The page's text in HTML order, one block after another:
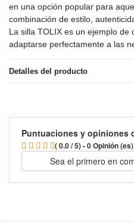
en una opción popular para
combinación de estilo,
La silla TOLIX es un ejemplo de
adaptarse perfectamente a las
Detalles del producto
Puntuaciones y opiniones
( 0.0 / 5) - 0 Opinión (es)
Sea el primero en